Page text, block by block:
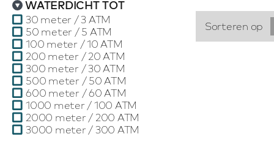
WATERDICHT TOT
30 meter / 3 ATM
50 meter / 5 ATM
100 meter / 10 ATM
200 meter / 20 ATM
300 meter / 30 ATM
500 meter / 50 ATM
600 meter / 60 ATM
1000 meter / 100 ATM
2000 meter / 200 ATM
3000 meter / 300 ATM
Sorteren op